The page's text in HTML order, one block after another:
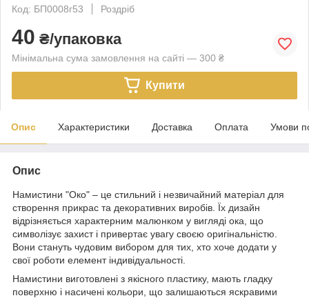
Код: БП0008г53
Роздріб
40 ₴/упаковка
Мінімальна сума замовлення на сайті — 300 ₴
Купити
Опис Характеристики Доставка Оплата Умови
Опис
Намистини "Око" – це стильний і незвичайний матеріал для
створення прикрас та декоративних виробів. Їх дизайн
відрізняється характерним малюнком у вигляді ока, що
символізує захист і привертає увагу своєю оригінальністю.
Вони стануть чудовим вибором для тих, хто хоче додати у
свої роботи елемент індивідуальності.
Намистини виготовлені з якісного пластику, мають гладку
поверхню і насичені кольори, що залишаються яскравими